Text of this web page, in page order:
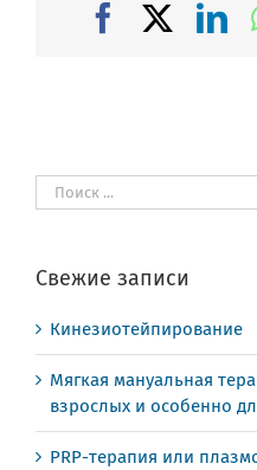
Facebook
Результат
поиска:
Свежие записи
Кинезиотейпирование
Мягкая мануальная
взрослых и особенно
PRP-терапия или